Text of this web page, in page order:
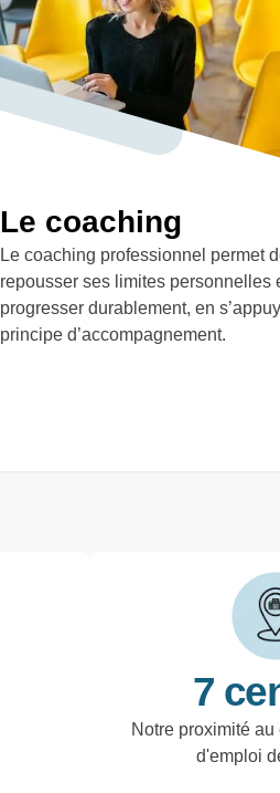
Le coaching
Le coaching professionnel permet
repousser ses limites personnelles
progresser durablement, en
principe d’accompagnement.
7
Notre proximité
d'emploi